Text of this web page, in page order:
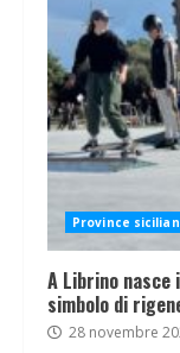
Province
A Librino
simbolo di
28 novembre